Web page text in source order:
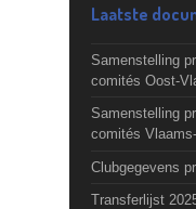
Laatste
Samenstelling
comités Oost-
Samenstelling
comités
Clubgegevens
Transferlijst